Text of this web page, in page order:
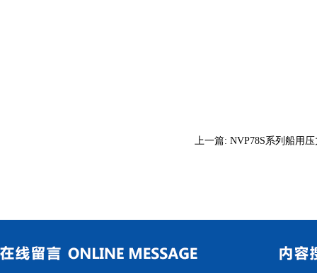
上一篇: NVP78S系列船用